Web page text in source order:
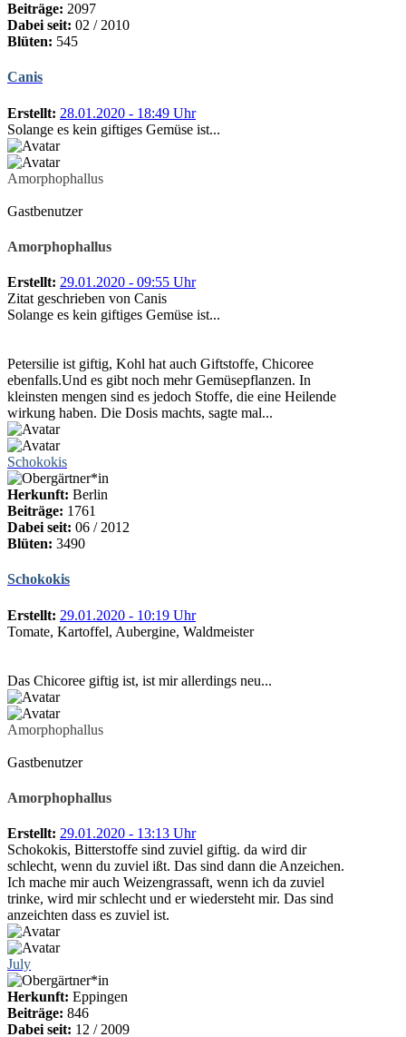
Beiträge: 2097
Dabei seit: 02 / 2010
Blüten: 545
Canis
Erstellt: 28.01.2020 - 18:49 Uhr
Solange es kein giftiges Gemüse ist...
Amorphophallus
Gastbenutzer
Amorphophallus
Erstellt: 29.01.2020 - 09:55 Uhr
Zitat geschrieben von Canis
Solange es kein giftiges Gemüse ist...
Petersilie ist giftig, Kohl hat auch Giftstoffe, Chicoree
ebenfalls.Und es gibt noch mehr Gemüsepflanzen. In
kleinsten mengen sind es jedoch Stoffe, die eine Heilende
wirkung haben. Die Dosis machts, sagte mal...
Schokokis
Herkunft: Berlin
Beiträge: 1761
Dabei seit: 06 / 2012
Blüten: 3490
Schokokis
Erstellt: 29.01.2020 - 10:19 Uhr
Tomate, Kartoffel, Aubergine, Waldmeister
Das Chicoree giftig ist, ist mir allerdings neu...
Amorphophallus
Gastbenutzer
Amorphophallus
Erstellt: 29.01.2020 - 13:13 Uhr
Schokokis, Bitterstoffe sind zuviel giftig. da wird dir
schlecht, wenn du zuviel ißt. Das sind dann die Anzeichen.
Ich mache mir auch Weizengrassaft, wenn ich da zuviel
trinke, wird mir schlecht und er wiedersteht mir. Das sind
anzeichten dass es zuviel ist.
July
Herkunft: Eppingen
Beiträge: 846
Dabei seit: 12 / 2009